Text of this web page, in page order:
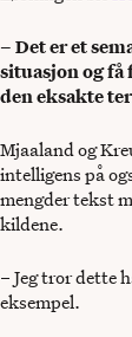
– Det er et
situasjon og få
den eksakte
Mjaaland og
intelligens på
mengder tekst
kildene.
– Jeg tror dette
eksempel.